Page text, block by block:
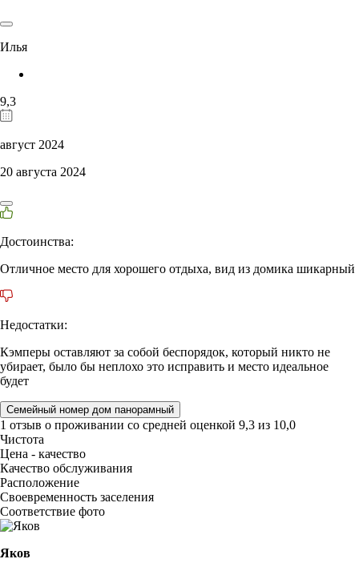
Илья
9,3
август 2024
20 августа 2024
Достоинства:
Отличное место для хорошего отдыха, вид из домика шикарный
Недостатки:
Кэмперы оставляют за собой беспорядок, который никто не
убирает, было бы неплохо это исправить и место идеальное
будет
Семейный номер дом панорамный
1 отзыв о проживании со средней оценкой 9,3 из 10,0
Чистота
Цена - качество
Качество обслуживания
Расположение
Своевременность заселения
Соответствие фото
Яков